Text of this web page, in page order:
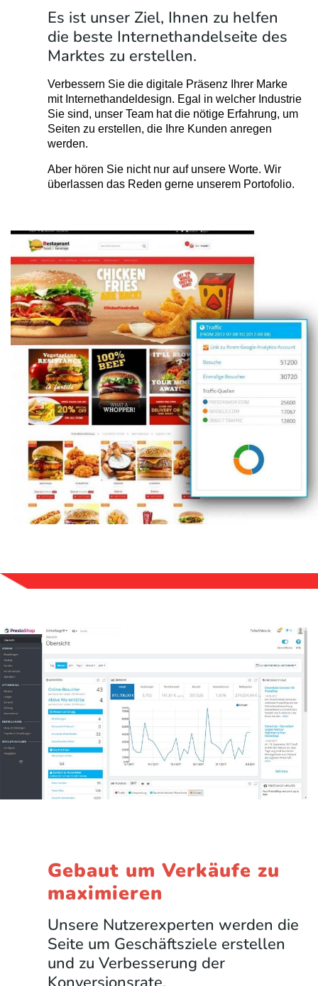
Es ist unser Ziel, Ihnen zu helfen
die beste Internethandelseite des
Marktes zu erstellen.
Verbessern Sie die digitale Präsenz Ihrer Marke
mit Internethandeldesign. Egal in welcher Industrie
Sie sind, unser Team hat die nötige Erfahrung, um
Seiten zu erstellen, die Ihre Kunden anregen
werden.
Aber hören Sie nicht nur auf unsere Worte. Wir
überlassen das Reden gerne unserem Portofolio.
Gebaut um Verkäufe zu
maximieren
Unsere Nutzerexperten werden die
Seite um Geschäftsziele erstellen
und zu Verbesserung der